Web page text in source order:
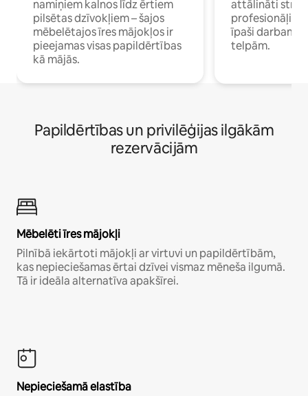
namiņiem kalnos līdz ērtiem
pilsētas dzīvokļiem – šajos
mēbelētajos īres mājokļos ir
pieejamas visas papildērtības
kā mājās.
attālināti
īpaši darbam
telpām.
Papildērtības un privilēģijas ilgākām
rezervācijām
Mēbelēti īres mājokļi
Pilnībā iekārtoti mājokļi ar virtuvi un papildērtībām,
kas nepieciešamas ērtai dzīvei vismaz mēneša ilgumā.
Tā ir ideāla alternatīva apakšīrei.
Nepieciešamā elastība